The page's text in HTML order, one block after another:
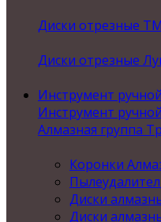
Диски отрезные ТМ
Диски отрезные
Инструмент ручной
Инструмент
Алмазная группа
Коронки
Диски
Диски